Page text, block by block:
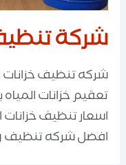
شركة
شركه تنظيف
تعقيم خزانات
اسعار تنظيف خزانات
افضل شركه تنظيف